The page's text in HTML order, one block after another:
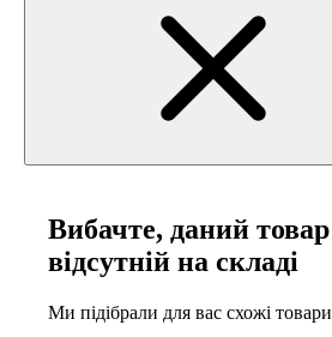
Вибачте, даний товар
відсутній на складі
Ми підібрали для вас схожі товари